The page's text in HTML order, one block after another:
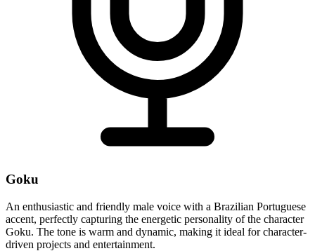
Goku
An enthusiastic and friendly male voice with a Brazilian Portuguese
accent, perfectly capturing the energetic personality of the character
Goku. The tone is warm and dynamic, making it ideal for character-
driven projects and entertainment.